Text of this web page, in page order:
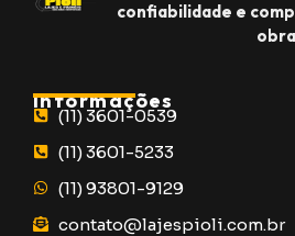
confiabilidade e
Informações
(11) 3601-0539
(11) 3601-5233
(11) 93801-9129
contato@lajespioli.com.br